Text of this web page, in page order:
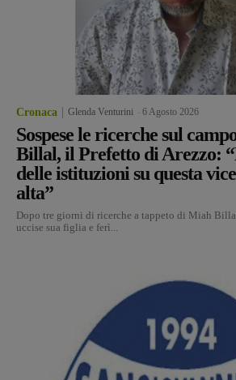
Cronaca Glenda Venturini 6 Agosto 2026
Sospese le ricerche sul
Billal, il Prefetto di Arezzo:
delle istituzioni su questa
alta”
Dopo tre giorni di ricerche a tappeto di Miah
uccise sua figlia e ferì...